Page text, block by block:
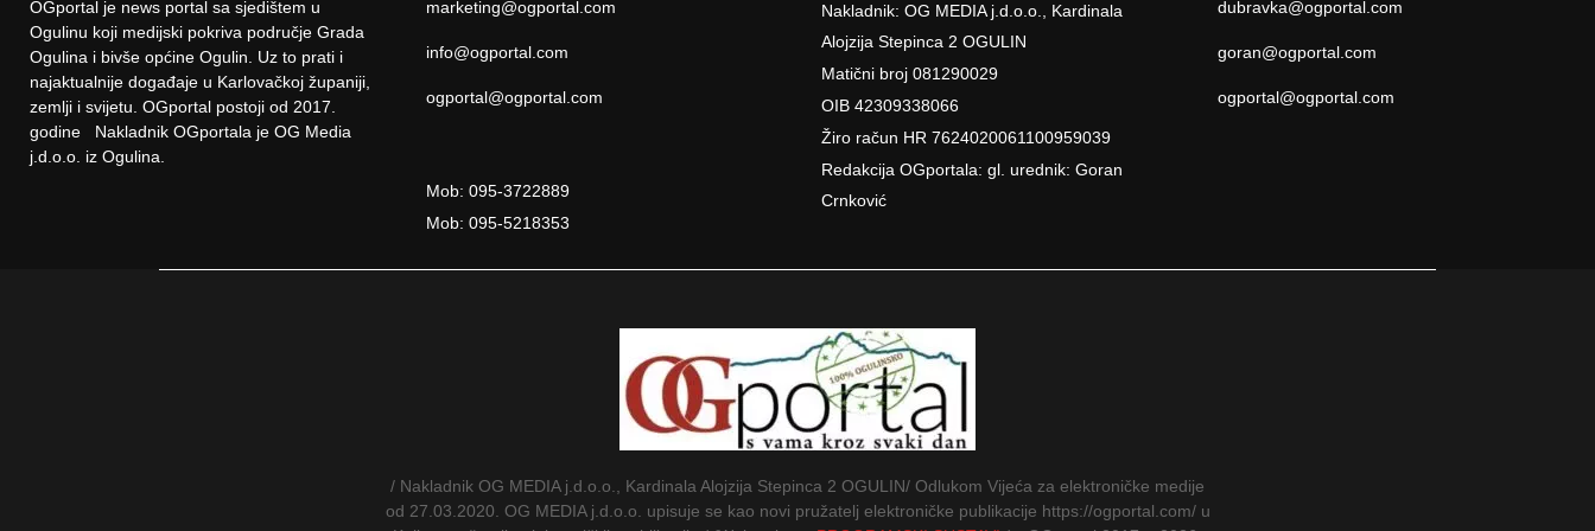
OGportal je news portal sa sjedištem u
Ogulinu koji medijski pokriva područje Grada
Ogulina i bivše općine Ogulin. Uz to prati i
najaktualnije događaje u Karlovačkoj županiji,
zemlji i svijetu. OGportal postoji od 2017.
godine Nakladnik OGportala je OG Media
j.d.o.o. iz Ogulina.
marketing@ogportal.com
info@ogportal.com
ogportal@ogportal.com
Mob: 095-3722889
Mob: 095-5218353
Nakladnik: OG MEDIA j.d.o.o., Kardinala
Alojzija Stepinca 2 OGULIN
Matični broj 081290029
OIB 42309338066
Žiro račun HR 7624020061100959039
Redakcija OGportala: gl. urednik: Goran
Crnković
dubravka@ogportal.com
goran@ogportal.com
ogportal@ogportal.com
/ Nakladnik OG MEDIA j.d.o.o., Kardinala Alojzija Stepinca 2 OGULIN/ Odlukom Vijeća za elektroničke medije
od 27.03.2020. OG MEDIA j.d.o.o. upisuje se kao novi pružatelj elektroničke publikacije https://ogportal.com/ u